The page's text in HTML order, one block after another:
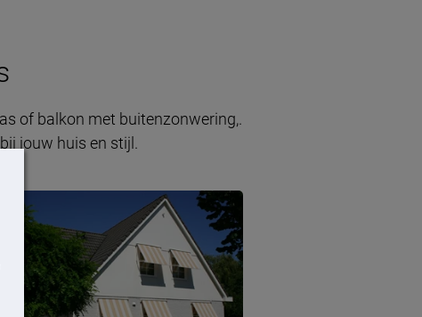
of balkon met buitenzonwering,.
jouw huis en stijl.